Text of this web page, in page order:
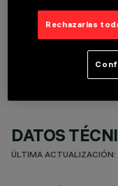
DATOS
ÚLTIMA
Rechazarlas